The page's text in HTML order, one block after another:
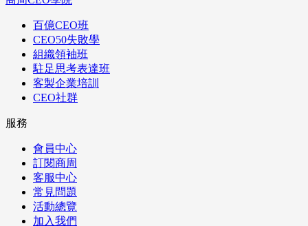
百億CEO班
CEO50失敗學
組織領袖班
駐足思考表達班
客製企業培訓
CEO社群
服務
會員中心
訂閱商周
客服中心
常見問題
活動總覽
加入我們